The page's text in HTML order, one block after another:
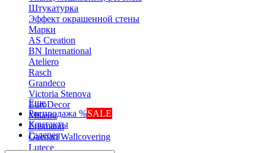
Штукатурка
Эффект окрашенной стены
Марки
AS Creation
BN International
Ateliero
Rasch
Grandeco
Victoria Stenova
EuroDecor
Milassa
Erismann
Gaenari Wallcovering
Lutece
Еще
Распродажа %SALE
Контакты
Галерея